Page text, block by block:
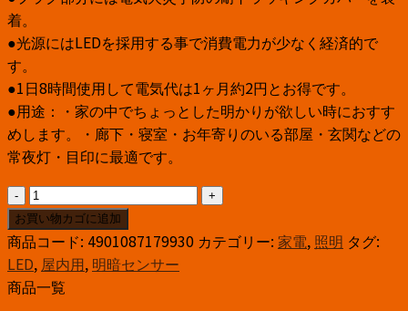
着。
●光源にはLEDを採用する事で消費電力が少なく経済的で
す。
●1日8時間使用して電気代は1ヶ月約2円とお得です。
●用途：・家の中でちょっとした明かりが欲しい時におすす
めします。・廊下・寝室・お年寄りのいる部屋・玄関などの
常夜灯・目印に最適です。
エ
ル
パ
LED
ナ
お買い物カゴに追加
商品コード: 4901087179930 カテゴリー: 家電, 照明 タグ:
LED, 屋内用, 明暗センサー
商品一覧